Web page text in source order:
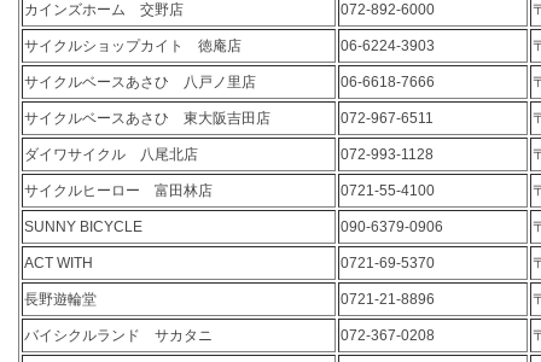
カインズホーム 交野店 072-892-6000
サイクルショップカイト 徳庵店 06-6224-3903
サイクルベースあさひ 八戸ノ里店 06-6618-7666
サイクルベースあさひ 東大阪吉田店 072-967-6511
ダイワサイクル 八尾北店 072-993-1128
サイクルヒーロー 富田林店 0721-55-4100
SUNNY BICYCLE 090-6379-0906
ACT WITH 0721-69-5370
長野遊輪堂 0721-21-8896
バイシクルランド サカタニ 072-367-0208